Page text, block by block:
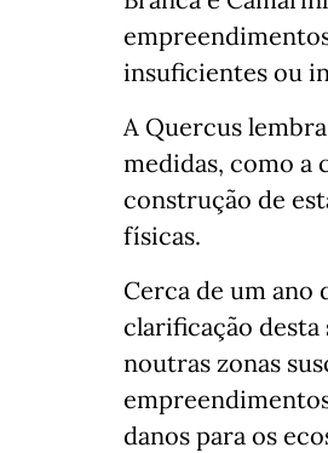
insuficientes ou
A Quercus
medidas, como a
construção de
físicas.
Cerca de um ano
clarificação desta
noutras zonas
danos para os